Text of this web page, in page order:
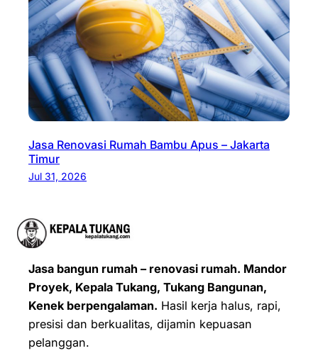
Jasa Renovasi Rumah Bambu Apus – Jakarta
Timur
Jul 31, 2026
Jasa bangun rumah – renovasi rumah. Mandor
Proyek, Kepala Tukang, Tukang Bangunan,
Kenek berpengalaman. Hasil kerja halus, rapi,
presisi dan berkualitas, dijamin kepuasan
pelanggan.